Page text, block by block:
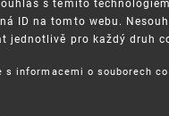
služeb - 5.8.2026
ID na tomto webu.
jednotlivě pro každý druh
s informacemi o souborech